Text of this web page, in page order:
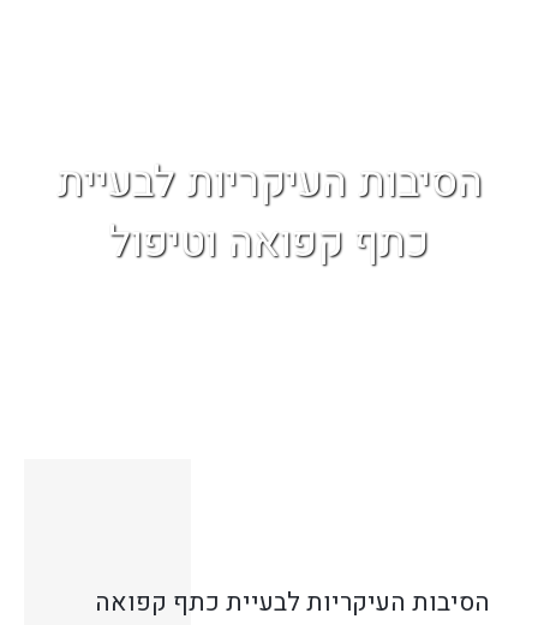
הסיבות העיקריות לבעיית
כתף קפואה וטיפול
הסיבות העיקריות לבעיית כתף קפואה